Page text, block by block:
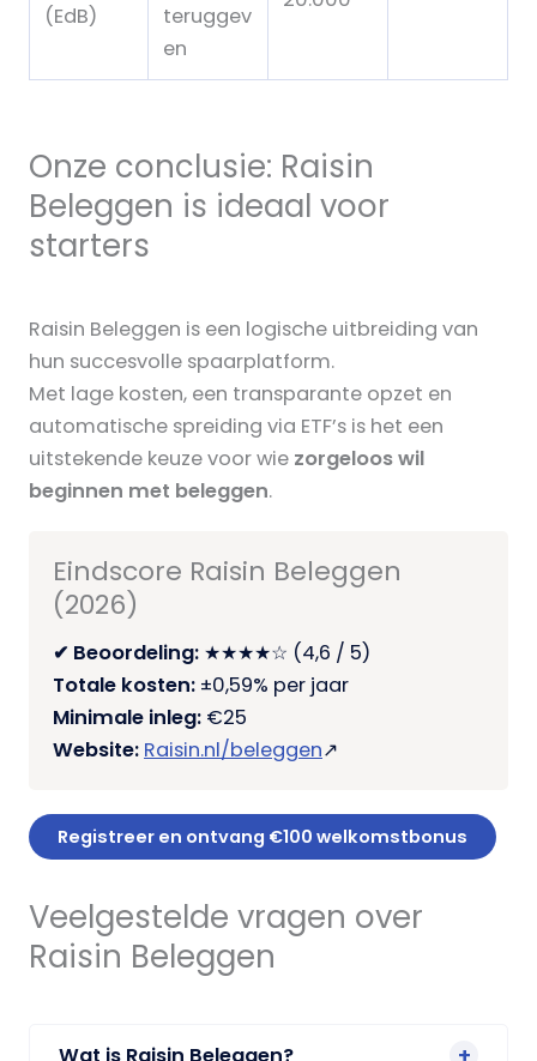
(EdB)
teruggev
en
Onze conclusie: Raisin
Beleggen is ideaal voor
starters
Raisin Beleggen is een logische uitbreiding van
hun succesvolle spaarplatform.
Met lage kosten, een transparante opzet en
automatische spreiding via ETF’s is het een
uitstekende keuze voor wie zorgeloos wil
beginnen met beleggen.
Eindscore Raisin Beleggen
(2026)
✔ Beoordeling: ★★★★☆ (4,6 / 5)
Totale kosten: ±0,59% per jaar
Minimale inleg: €25
Website: Raisin.nl/beleggen↗︎
Registreer en ontvang €100 welkomstbonus
Veelgestelde vragen over
Raisin Beleggen
Wat is Raisin Beleggen?